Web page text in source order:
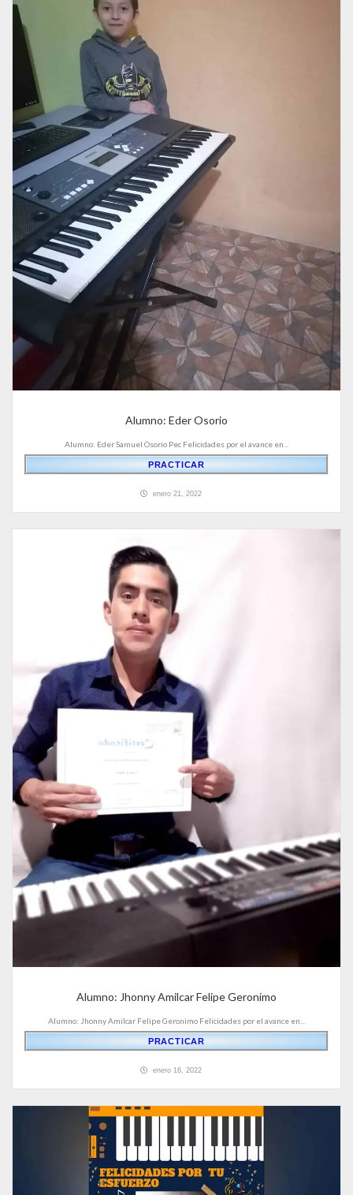
Alumno: Eder Osorio
Alumno: Eder Samuel Osorio Pec Felicidades por el avance en...
PRACTICAR
enero 21, 2022
Alumno: Jhonny Amilcar Felipe Geronimo
Alumno: Jhonny Amilcar Felipe Geronimo Felicidades por el avance en...
PRACTICAR
enero 16, 2022